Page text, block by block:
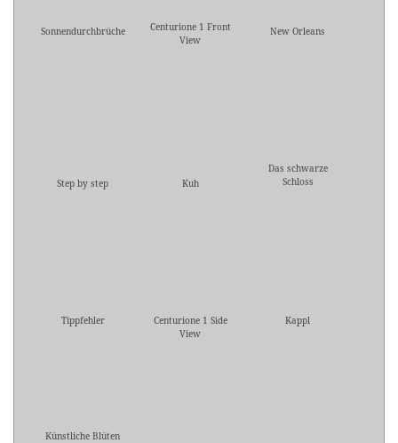
Sonnendurchbrüche
Centurione 1 Front
View
New Orleans
Step by step Kuh
Das schwarze
Schloss
Tippfehler
Centurione 1 Side
View
Kappl
Künstliche Blüten